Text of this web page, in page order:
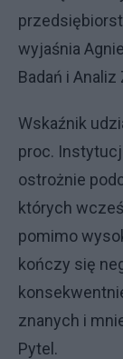
wyjaśnia
Badań i Analiz
Wskaźnik
proc.
ostrożnie
których
pomimo
kończy się
znanych i
Pytel.